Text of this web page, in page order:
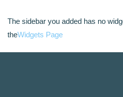
The sidebar you added has no
theWidgets Page